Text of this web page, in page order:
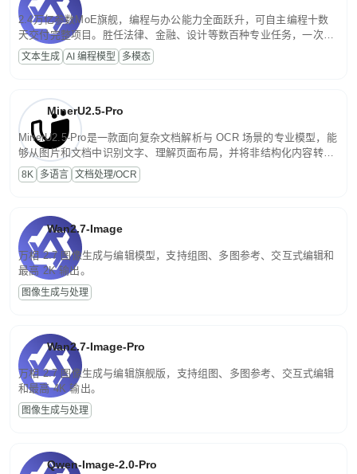
2.4万亿参数MoE旗舰，编程与办公能力全面跃升，可自主编程十数
天交付完整项目。胜任法律、金融、设计等数百种专业任务，一次对
话端到端交付生产级成果。原生视觉理解贯穿规划、执行与验证全流
程，支持超长文档与长视频的深度语义解析。长程任务中自主规划与
文本生成 AI 编程模型 多模态
MinerU2.5-Pro
MinerU2.5-Pro是一款面向复杂文档解析与 OCR 场景的专业模型，能
够从图片和文档中识别文字、理解页面布局，并将非结构化内容转换
为便于存储、检索和二次处理的结构化结果。
8K 多语言 文档处理/OCR
Wan2.7-Image
万相 2.7 图像生成与编辑模型，支持组图、多图参考、交互式编辑和
最高 2K 输出。
图像生成与处理
Wan2.7-Image-Pro
万相 2.7 图像生成与编辑旗舰版，支持组图、多图参考、交互式编辑
和最高 4K 输出。
图像生成与处理
Qwen-Image-2.0-Pro